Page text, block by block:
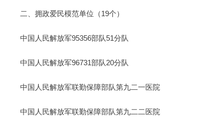
二、拥政爱民模范单位（19个）
中国人民解放军95356部队51分队
中国人民解放军96731部队20分队
中国人民解放军联勤保障部队第九二一医院
中国人民解放军联勤保障部队第九二二医院